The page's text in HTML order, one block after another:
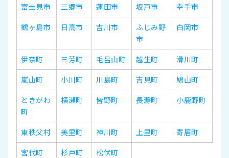
富士見市
三郷市 蓮田市 坂戸市
幸手市
鶴ヶ島市
日高市 吉川市
ふじみ野
市
白岡市
伊奈町 三芳町 毛呂山町 越生町
滑川町
嵐山町
小川町 川島町 吉見町
鳩山町
ときがわ
町
横瀬町 皆野町 長瀞町 小鹿野町
東秩父村 美里町 神川町 上里町
寄居町
宮代町
杉戸町 松伏町